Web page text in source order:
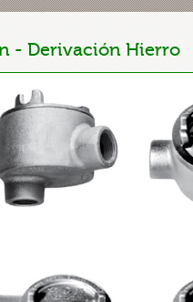
- Derivación Hierro